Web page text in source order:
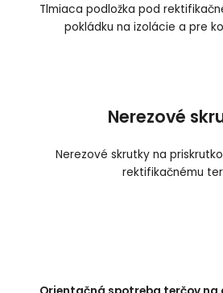
Tlmiaca podložka pod
pokládku na izolácie a pre
Nerezové
Nerezové skrutky na
rektifikačnému